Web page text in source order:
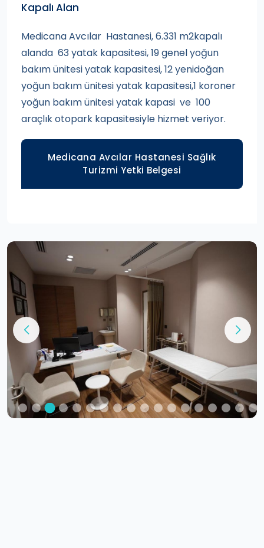
Kapalı Alan
Medicana Avcılar Hastanesi, 6.331 m2kapalı
alanda 63 yatak kapasitesi, 19 genel yoğun
bakım ünitesi yatak kapasitesi, 12 yenidoğan
yoğun bakım ünitesi yatak kapasitesi,1 koroner
yoğun bakım ünitesi yatak kapasi ve 100
araçlık otopark kapasitesiyle hizmet veriyor.
Medicana Avcılar Hastanesi Sağlık
Turizmi Yetki Belgesi